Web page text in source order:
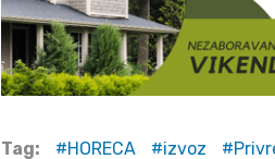
Tag: HORECA izvoz